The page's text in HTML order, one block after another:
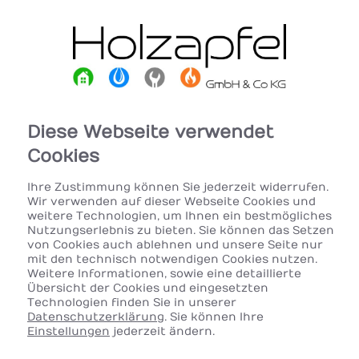
Barrierefreies Bad von
Diese Webseite verwendet
Cookies
Ihre Zustimmung können Sie jederzeit widerrufen.
Wir verwenden auf dieser Webseite Cookies und
weitere Technologien, um Ihnen ein bestmögliches
Nutzungserlebnis zu bieten. Sie können das Setzen
von Cookies auch ablehnen und unsere Seite nur
mit den technisch notwendigen Cookies nutzen.
Weitere Informationen, sowie eine detaillierte
Übersicht der Cookies und eingesetzten
Technologien finden Sie in unserer
Datenschutzerklärung. Sie können Ihre
Einstellungen jederzeit ändern.